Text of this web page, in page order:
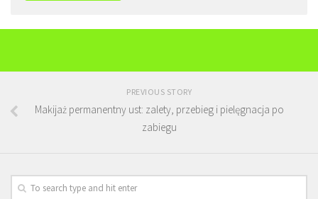
PREVIOUS STORY
Makijaż permanentny ust: zalety, przebieg i pielęgnacja po
zabiegu